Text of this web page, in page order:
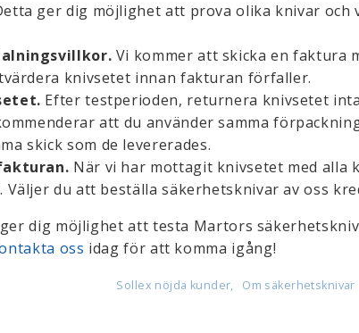
ger dig möjlighet att prova olika knivar och
Vi kommer att skicka en faktura
knivsetet innan fakturan förfaller.
Efter testperioden, returnera knivsetet
att du använder samma
skick som de levererades.
När vi har mottagit knivsetet med alla
Väljer du att beställa säkerhetsknivar av oss
dig möjlighet att testa Martors
oss idag för att komma igång!
Sollex nöjda kunder Om säkerhetsknivar